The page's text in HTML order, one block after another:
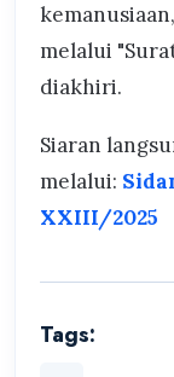
melalui
diakhiri.
Siaran
melalui:
XXIII/2025
Tags: